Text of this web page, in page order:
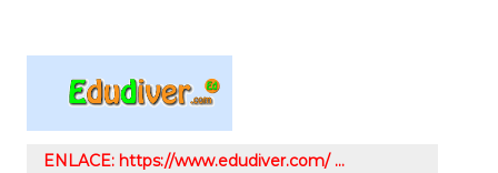
ENLACE: https://www.edudiver.com/ …